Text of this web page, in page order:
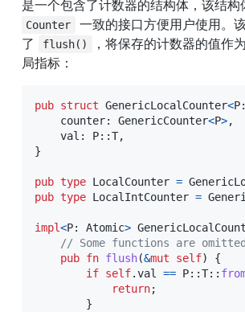
是一个包含了计数器的结构体，该结构
Counter
一致的接口方便用户使用。
了
flush()
，将保存的计数器的值作
局指标：
pub struct GenericLocalCounter<P:
    counter
: GenericCounter<P>,
    val
: P::T,
}
pub type LocalCounter =
pub type LocalIntCounter =
impl<P: Atomic>
// Some functions are
pub fn flush(&mut self)
{
if self.val == P::T::
return;
}